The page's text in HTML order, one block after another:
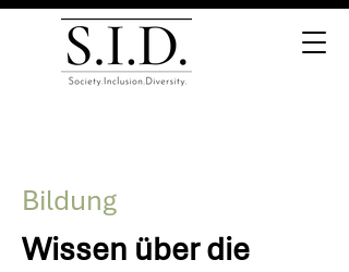
Bildung
Wissen über die